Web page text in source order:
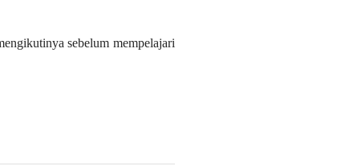
sebelum mempelajari